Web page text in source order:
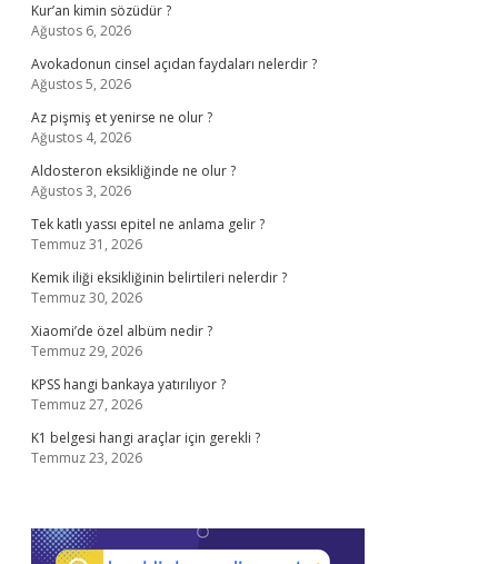
Kur’an kimin sözüdür ?
Ağustos 6, 2026
Avokadonun cinsel açıdan faydaları nelerdir ?
Ağustos 5, 2026
Az pişmiş et yenirse ne olur ?
Ağustos 4, 2026
Aldosteron eksikliğinde ne olur ?
Ağustos 3, 2026
Tek katlı yassı epitel ne anlama gelir ?
Temmuz 31, 2026
Kemik iliği eksikliğinin belirtileri nelerdir ?
Temmuz 30, 2026
Xiaomi’de özel albüm nedir ?
Temmuz 29, 2026
KPSS hangi bankaya yatırılıyor ?
Temmuz 27, 2026
K1 belgesi hangi araçlar için gerekli ?
Temmuz 23, 2026